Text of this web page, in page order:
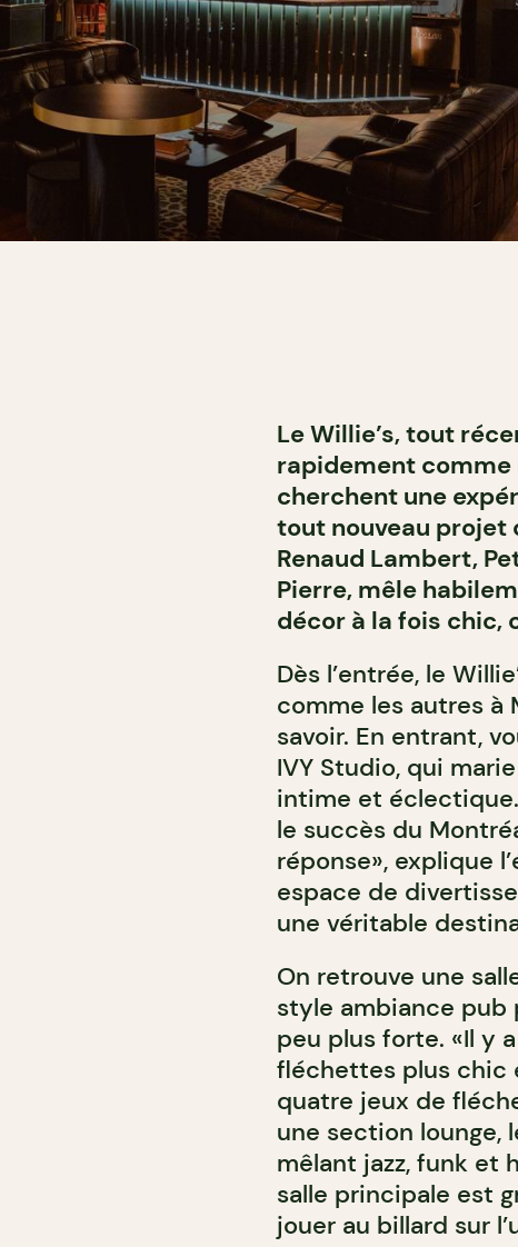
Le Willie’s, tout
rapidement comme
cherchent une
tout nouveau projet
Renaud Lambert,
Pierre, mêle
décor à la fois chic,
Dès l’entrée, le
comme les autres à
savoir. En entrant,
IVY Studio, qui
intime et
le succès du
réponse», explique
espace de
une véritable
On retrouve une
style ambiance pub
peu plus forte. «Il y
fléchettes plus chic
quatre jeux de
une section lounge,
mêlant jazz, funk et
salle principale est
jouer au billard sur